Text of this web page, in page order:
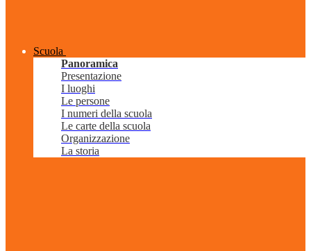
Scuola
Panoramica
Presentazione
I luoghi
Le persone
I numeri della scuola
Le carte della scuola
Organizzazione
La storia